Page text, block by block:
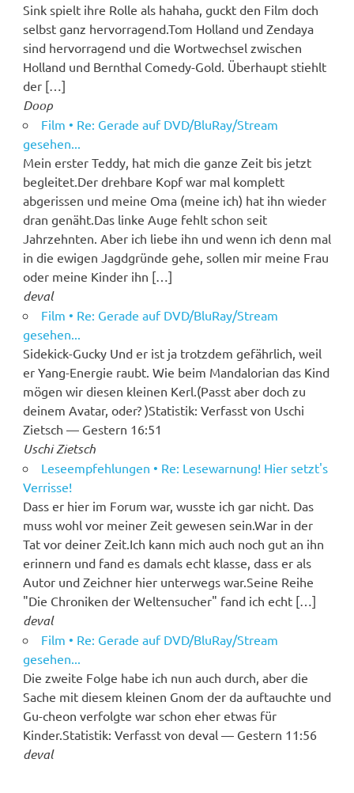
Sink spielt ihre Rolle als hahaha, guckt den Film doch
selbst ganz hervorragend.Tom Holland und Zendaya
sind hervorragend und die Wortwechsel zwischen
Holland und Bernthal Comedy-Gold. Überhaupt stiehlt
der […]
Doop
Film • Re: Gerade auf DVD/BluRay/Stream
gesehen...
Mein erster Teddy, hat mich die ganze Zeit bis jetzt
begleitet.Der drehbare Kopf war mal komplett
abgerissen und meine Oma (meine ich) hat ihn wieder
dran genäht.Das linke Auge fehlt schon seit
Jahrzehnten. Aber ich liebe ihn und wenn ich denn mal
in die ewigen Jagdgründe gehe, sollen mir meine Frau
oder meine Kinder ihn […]
deval
Film • Re: Gerade auf DVD/BluRay/Stream
gesehen...
Sidekick-Gucky Und er ist ja trotzdem gefährlich, weil
er Yang-Energie raubt. Wie beim Mandalorian das Kind
mögen wir diesen kleinen Kerl.(Passt aber doch zu
deinem Avatar, oder? )Statistik: Verfasst von Uschi
Zietsch — Gestern 16:51
Uschi Zietsch
Leseempfehlungen • Re: Lesewarnung! Hier setzt's
Verrisse!
Dass er hier im Forum war, wusste ich gar nicht. Das
muss wohl vor meiner Zeit gewesen sein.War in der
Tat vor deiner Zeit.Ich kann mich auch noch gut an ihn
erinnern und fand es damals echt klasse, dass er als
Autor und Zeichner hier unterwegs war.Seine Reihe
"Die Chroniken der Weltensucher" fand ich echt […]
deval
Film • Re: Gerade auf DVD/BluRay/Stream
gesehen...
Die zweite Folge habe ich nun auch durch, aber die
Sache mit diesem kleinen Gnom der da auftauchte und
Gu-cheon verfolgte war schon eher etwas für
Kinder.Statistik: Verfasst von deval — Gestern 11:56
deval